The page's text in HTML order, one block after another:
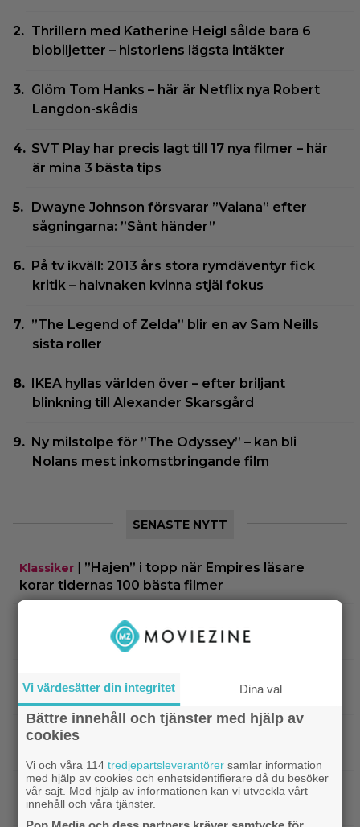
Thrillern med Katherine Heigl sålde bara 6
biobiljetter – historiens lägsta intäkter
Glöm Tom Hanks – här är Netflix nya Robert
Langdon-skådis
SVT Play har precis lagt till 17 nya filmer – här
är mina 3 bästa tips
Dwayne Johnson försvarar ”Vaiana” efter
sågningarna: ”Sånt händer”
På tv ikväll: 2013 års stora rymdäventyr fick
kritik – halvnaken kvinna stjäl fokus
”The Legend of Zelda” blir en av Sam Neills
sista roller
IKEA hyllas världen över – efter briljant
blinkning till Alexander Skarsgård
Ny milstolpe för ”The Odyssey” – kan bli
Nolans mest inkomstbringande film
SENASTE NYTT
Klassiker
”Hajen” i topp när Empires läsare
korar tidernas 100 bästa filmer
”Svärtan”-stjärnan Linus Rogsgård om
sina favoritserier: ”En av de bästa…”
gapskratt” i oförutsägbar thriller från 2008
Netflix|3 nya filmer på Netflix: Oscarsvinnaren
Bioaktuellt|Efter 25 Beckfilmer – Anna Asp
hoppas nya filmen blir en snackis
Vi värdesätter din integritet Dina val
Bättre innehåll och tjänster med hjälp av
cookies
Vi och våra 114tredjepartsleverantörer samlar information
med hjälp av cookies och enhetsidentifierare då du besöker
vår sajt. Med hjälp av informationen kan vi utveckla vårt
innehåll och våra tjänster.